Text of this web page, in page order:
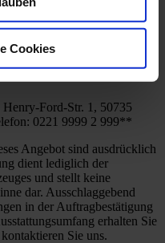
Cookies
07546 Gera
vorbehalten!
Ford-Str. 1, 50735
0221 9999 2 999**
Angebot sind ausdrücklich
dient lediglich der
und stellt keine
dar. Ausschlaggebend
in der Auftragbestätigung
erhalten Sie
Sie uns.